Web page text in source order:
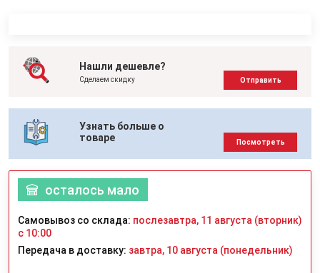
Нашли дешевле?
Сделаем скидку Отправить
Узнать больше о
товаре
Посмотреть
осталось мало
Самовывоз со склада: послезавтра, 11 августа (вторник)
с 10:00
Передача в доставку: завтра, 10 августа (понедельник)